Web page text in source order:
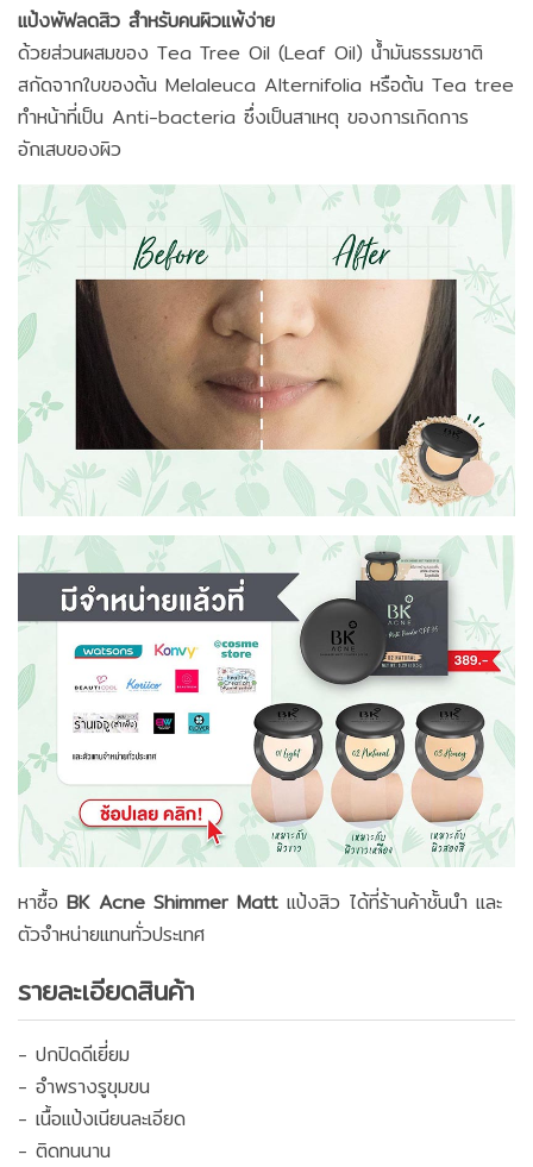
แป้งพัฟลดสิว สำหรับคนผิวแพ้ง่าย
ด้วยส่วนผสมของ Tea Tree Oil (Leaf Oil) น้ำมันธรรมชาติ
สกัดจากใบของต้น Melaleuca Alternifolia หรือต้น Tea tree
ทำหน้าที่เป็น Anti-bacteria ซึ่งเป็นสาเหตุ ของการเกิดการ
อักเสบของผิว
หาซื้อ BK Acne Shimmer Matt แป้งสิว ได้ที่ร้านค้าชั้นนำ และ
ตัวจำหน่ายแทนทั่วประเทศ
รายละเอียดสินค้า
- ปกปิดดีเยี่ยม
- อำพรางรูขุมขน
- เนื้อแป้งเนียนละเอียด
- ติดทนนาน